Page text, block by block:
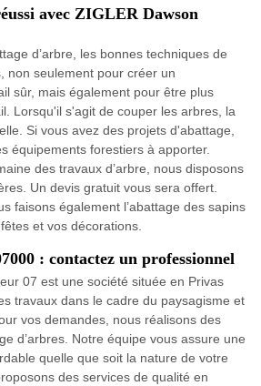
avec ZIGLER Dawson
d’arbre, les bonnes techniques de
non seulement pour créer un
sûr, mais également pour être plus
Lorsqu'il s'agit de couper les arbres, la
Si vous avez des projets d'abattage,
équipements forestiers à apporter.
des travaux d’arbre, nous disposons
Un devis gratuit vous sera offert.
faisons également l’abattage des sapins
et vos décorations.
: contactez un professionnel
07 est une société située en Privas
travaux dans le cadre du paysagisme et
vos demandes, nous réalisons des
d’arbres. Notre équipe vous assure une
quelle que soit la nature de votre
des services de qualité en